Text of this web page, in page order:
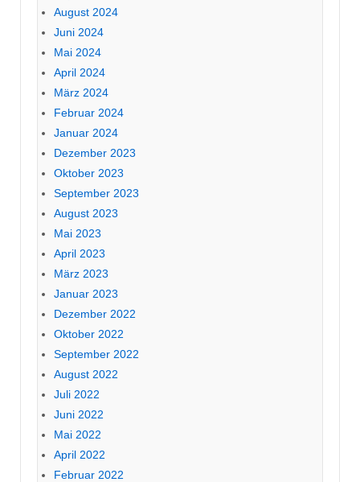
August 2024
Juni 2024
Mai 2024
April 2024
März 2024
Februar 2024
Januar 2024
Dezember 2023
Oktober 2023
September 2023
August 2023
Mai 2023
April 2023
März 2023
Januar 2023
Dezember 2022
Oktober 2022
September 2022
August 2022
Juli 2022
Juni 2022
Mai 2022
April 2022
Februar 2022